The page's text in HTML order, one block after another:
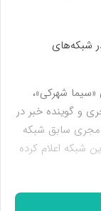
«سیما شهرکی»،
عنوان مجری و گوینده خبر در
مجری سابق شبکه
شبکه اعلام کرده